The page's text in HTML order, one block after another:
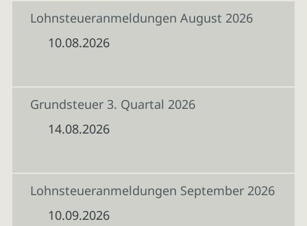
Lohnsteueranmeldungen August 2026
10.08.2026
Grundsteuer 3. Quartal 2026
14.08.2026
Lohnsteueranmeldungen September 2026
10.09.2026